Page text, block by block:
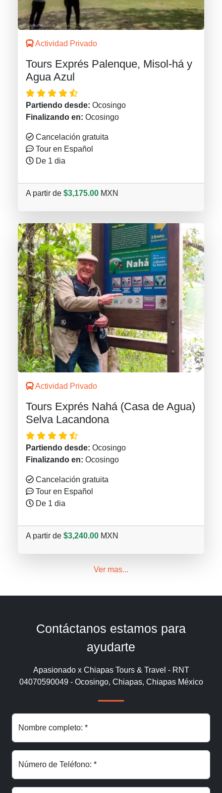
Actividad Privado
Tours Exprés Palenque, Misol-há y
Agua Azul
Partiendo desde: Ocosingo
Finalizando en: Ocosingo
Cancelación gratuita
Tour en Español
De 1 dia
A partir de $3,175.00 MXN
Actividad Privado
Tours Exprés Nahá (Casa de Agua)
Selva Lacandona
Partiendo desde: Ocosingo
Finalizando en: Ocosingo
Cancelación gratuita
Tour en Español
De 1 dia
A partir de $3,240.00 MXN
Ver mas...
Contáctanos estamos para
ayudarte
Apasionado x Chiapas Tours & Travel - RNT
04070590049 - Ocosingo, Chiapas, Chiapas México
Nombre completo: *
Número de Teléfono: *